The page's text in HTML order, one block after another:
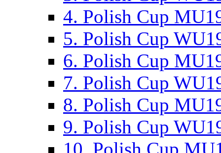
4. Polish Cup
5. Polish Cup
6. Polish Cup
7. Polish Cup
8. Polish Cup
9. Polish Cup
10. Polish Cup